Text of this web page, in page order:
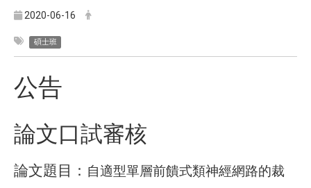
2020-06-16
碩士班
公告
論文口試審核
論文題目： 自適型單層前饋式類神經網路的裁